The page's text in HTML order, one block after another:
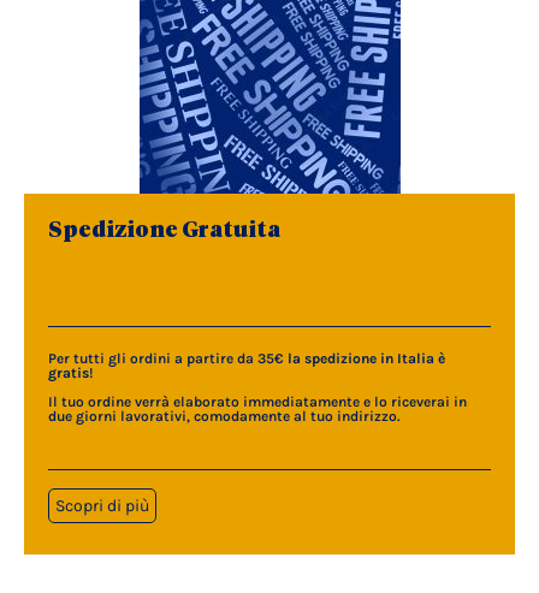
Spedizione Gratuita
Per tutti gli ordini a partire da 35€ la spedizione in Italia è
gratis!
Il tuo ordine verrà elaborato immediatamente e lo riceverai in
due giorni lavorativi, comodamente al tuo indirizzo.
Scopri di più